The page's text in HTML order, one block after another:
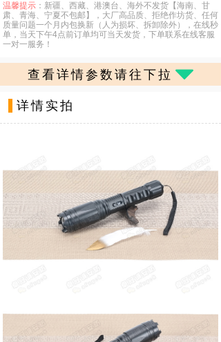
查看详情参数请往下拉 뀓
详情实拍
温馨提示 ：新疆、西藏、港澳台、海外不发货【海南、甘
肃、青海、宁夏不包邮】，大厂高品质、拒绝作坊货、任何
质量问题一个月内包换新（人为损坏、拆卸除外），在线秒
单，当天下午4点前订单均可当天发货，下单联系在线客服
一对一服务！